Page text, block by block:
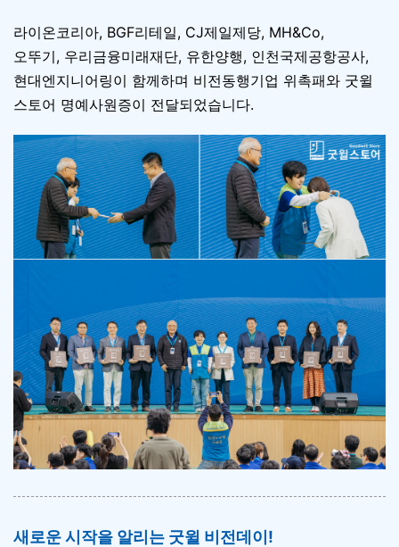
라이온코리아, BGF리테일, CJ제일제당, MH&Co,
오뚜기, 우리금융미래재단, 유한양행, 인천국제공항공사,
현대엔지니어링이 함께하며 비전동행기업 위촉패와 굿윌
스토어 명예사원증이 전달되었습니다.
새로운 시작을 알리는 굿윌 비전데이!